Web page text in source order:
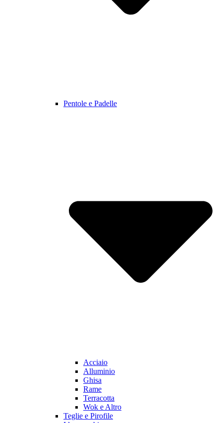
Pentole e Padelle
Acciaio
Alluminio
Ghisa
Rame
Terracotta
Wok e Altro
Teglie e Pirofile